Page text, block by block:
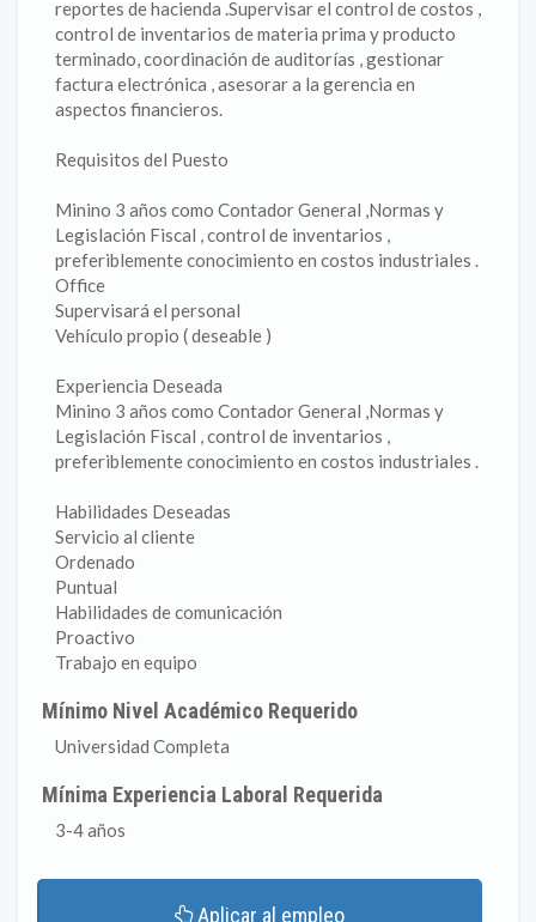
reportes de hacienda .Supervisar el control de costos ,
control de inventarios de materia prima y producto
terminado, coordinación de auditorías , gestionar
factura electrónica , asesorar a la gerencia en
aspectos financieros.
Requisitos del Puesto
Minino 3 años como Contador General ,Normas y
Legislación Fiscal , control de inventarios ,
preferiblemente conocimiento en costos industriales .
Office
Supervisará el personal
Vehículo propio ( deseable )
Experiencia Deseada
Minino 3 años como Contador General ,Normas y
Legislación Fiscal , control de inventarios ,
preferiblemente conocimiento en costos industriales .
Habilidades Deseadas
Servicio al cliente
Ordenado
Puntual
Habilidades de comunicación
Proactivo
Trabajo en equipo
Mínimo Nivel Académico Requerido
Universidad Completa
Mínima Experiencia Laboral Requerida
3-4 años
Aplicar al empleo